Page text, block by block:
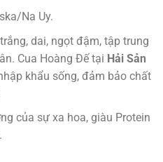
Na Uy.
dai, ngọt đậm, tập trung
Cua Hoàng Đế tại Hải Sản
khẩu sống, đảm bảo chất
của sự xa hoa, giàu Protein